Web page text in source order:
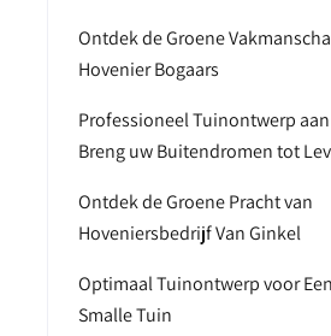
Ontdek de Groene
Hovenier Bogaars
Professioneel Tuinontwerp
Breng uw Buitendromen tot
Ontdek de Groene Pracht van
Hoveniersbedrijf Van Ginkel
Optimaal Tuinontwerp voor
Smalle Tuin